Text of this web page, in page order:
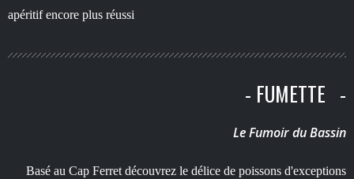
apéritif encore plus réussi
- FUMETTE -
Le Fumoir du Bassin
Basé au Cap Ferret découvrez le délice de poissons d'exceptions